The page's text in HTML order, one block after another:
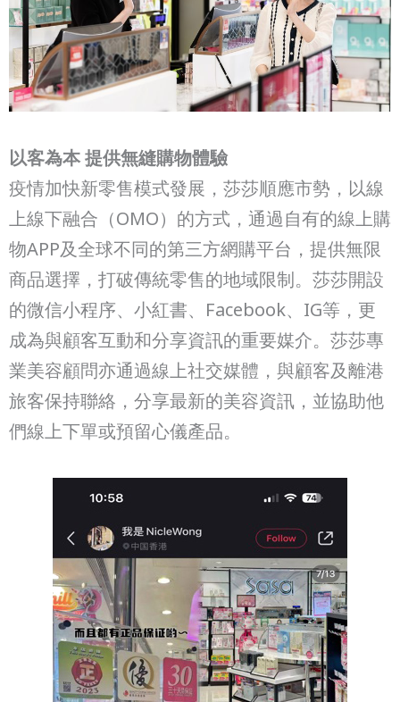
以客為本 提供無縫購物體驗
疫情加快新零售模式發展，莎莎順應市勢，以線
上線下融合（OMO）的方式，通過自有的線上購
物APP及全球不同的第三方網購平台，提供無限
商品選擇，打破傳統零售的地域限制。莎莎開設
的微信小程序、小紅書、Facebook、IG等，更
成為與顧客互動和分享資訊的重要媒介。莎莎專
業美容顧問亦通過線上社交媒體，與顧客及離港
旅客保持聯絡，分享最新的美容資訊，並協助他
們線上下單或預留心儀產品。